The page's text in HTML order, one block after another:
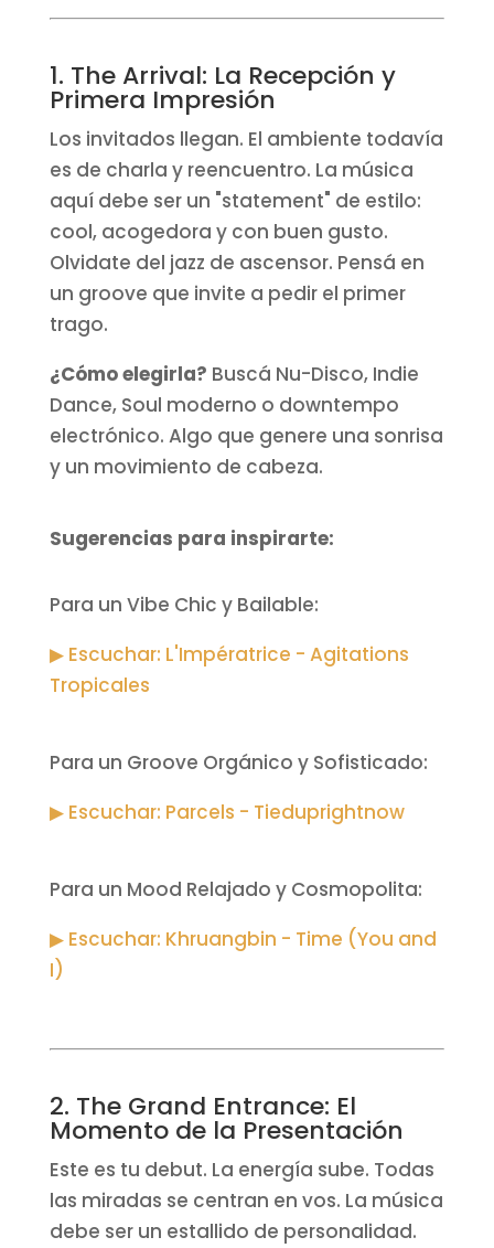
1. The Arrival: La Recepción y
Primera Impresión
Los invitados llegan. El ambiente todavía
es de charla y reencuentro. La música
aquí debe ser un "statement" de estilo:
cool, acogedora y con buen gusto.
Olvidate del jazz de ascensor. Pensá en
un groove que invite a pedir el primer
trago.
¿Cómo elegirla? Buscá Nu-Disco, Indie
Dance, Soul moderno o downtempo
electrónico. Algo que genere una sonrisa
y un movimiento de cabeza.
Sugerencias para inspirarte:
Para un Vibe Chic y Bailable:
▶ Escuchar: L'Impératrice - Agitations
Tropicales
Para un Groove Orgánico y Sofisticado:
▶ Escuchar: Parcels - Tieduprightnow
Para un Mood Relajado y Cosmopolita:
▶ Escuchar: Khruangbin - Time (You and
I)
2. The Grand Entrance: El
Momento de la Presentación
Este es tu debut. La energía sube. Todas
las miradas se centran en vos. La música
debe ser un estallido de personalidad.